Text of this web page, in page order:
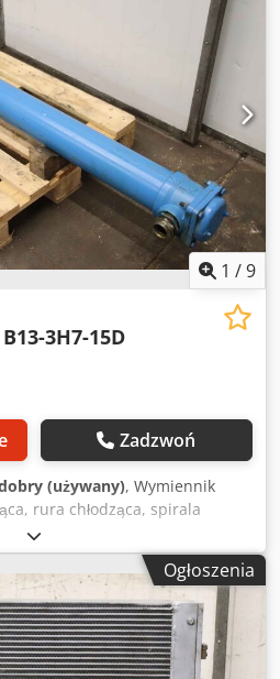
1 /9
3H7-15D
Zadzwoń
(używany), Wymiennik
rura chłodząca, spirala
płaszczowo-rurowy -
ciepła płaszczowo-rurowy -
- Ciśnienie robocze: 6,5 / 3,5
mm - Waga: 61 kg Djdpfjwu
Ogłoszenia